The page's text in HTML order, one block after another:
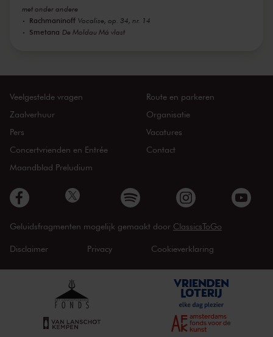
met onder andere
Rachmaninoff Vocalise, op. 34, nr. 14
Smetana De Moldau Má vlast
Veelgestelde vragen
Zaalverhuur
Pers
Concertvrienden en Entrée
Maandblad Preludium
Route en parkeren
Organisatie
Vacatures
Contact
Geluidsfragmenten mogelijk gemaakt door ClassicsToGo
Disclaimer Privacy Cookieverklaring